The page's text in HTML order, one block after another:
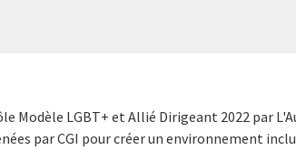
Modèle LGBT+ et Allié Dirigeant 2022 par
par CGI pour créer un environnement